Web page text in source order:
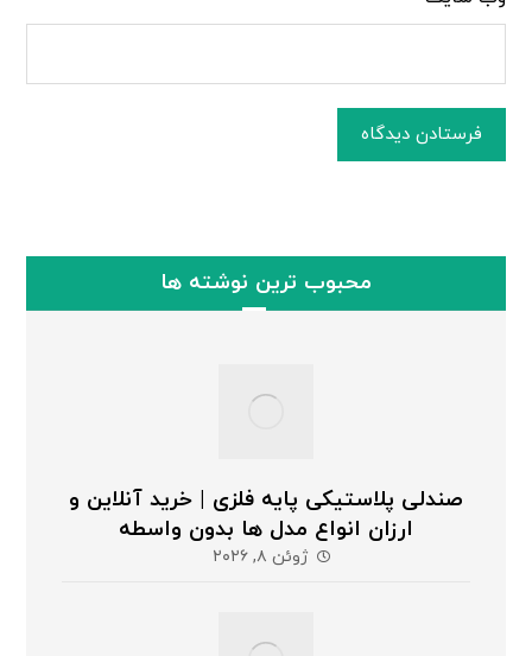
فرستادن دیدگاه
محبوب ترین نوشته ها
صندلی پلاستیکی پایه فلزی | خرید آنلاین و
ارزان انواع مدل ها بدون واسطه
ژوئن ۸, ۲۰۲۶